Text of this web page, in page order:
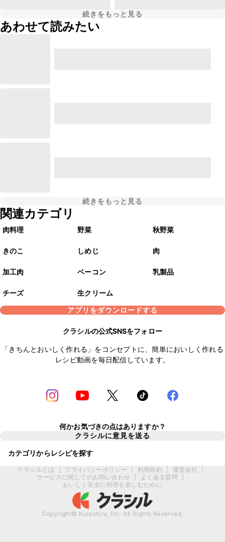
続きをもっと見る
あわせて読みたい
続きをもっと見る
関連カテゴリ
肉料理 野菜 秋野菜
きのこ しめじ 肉
加工肉 ベーコン 乳製品
チーズ
生クリーム
アプリをダウンロードする
クラシルの公式SNSをフォロー
「きちんとおいしく作れる」をコンセプトに、簡単においしく作れる
レシピ動画を毎日配信しています。
何かお気づきの点はありますか？
クラシルに意見を送る
カテゴリからレシピを探す
クラシルとは プライバシーポリシー 利用規約 運営会社
サービスに関してのお問い合わせ
よくある質問
おいしく安全に料理を楽しむために
Copyright© Kurashiru, Inc. All Rights Reserved.